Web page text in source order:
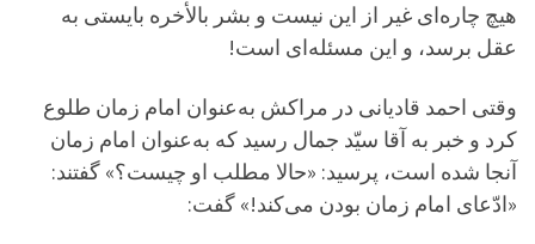
هیچ چاره‌ای غیر از این نیست و بشر بالأخره بایستی به
عقل برسد، و این مسئله‌ای است!
وقتی احمد قادیانی در مراکش به‌عنوان امام زمان طلوع
کرد و خبر به آقا سیّد جمال رسید که به‌عنوان امام زمان
آنجا شده است، پرسید: «حالا مطلب او چیست؟» گفتند:
«ادّعای امام زمان بودن می‌کند!» گفت: